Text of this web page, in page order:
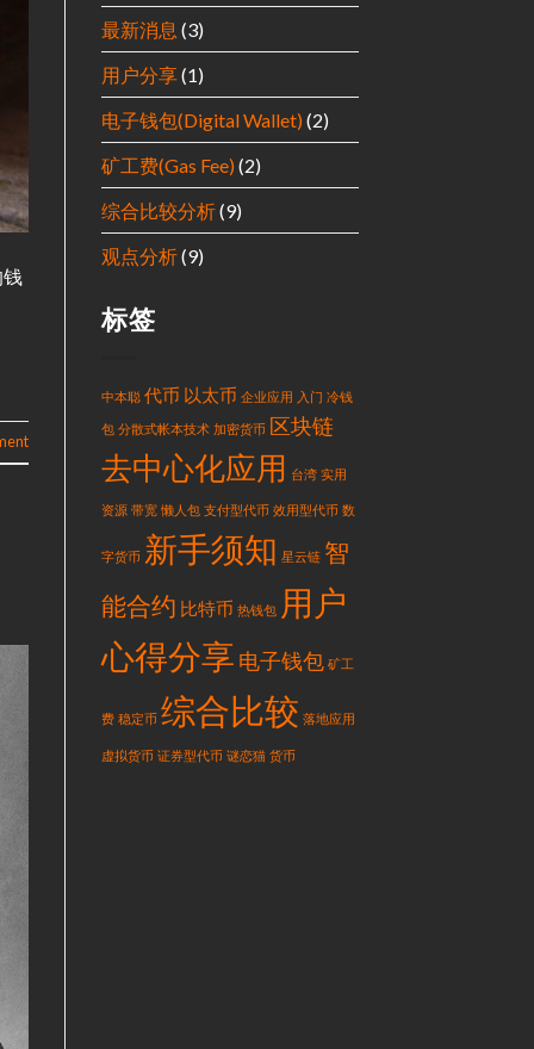
最新消息 (3)
用户分享(1)
电子钱包(Digital Wallet) (2)
矿工费(Gas Fee) (2)
综合比较分析(9)
观点分析(9)
标签
中本聪 代币 以太币 企业应用 入门 冷钱
包 分散式帐本技术 加密货币 区块链
去中心化应用 台湾 实用
资源 带宽 懒人包 支付型代币 效用型代币 数
字货币 新手须知 星云链 智
能合约 比特币 热钱包 用户
心得分享 电子钱包 矿工
费 稳定币 综合比较 落地应用
虚拟货币 证券型代币 谜恋猫 货币